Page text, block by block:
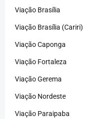
Viação Brasília
Viação Brasília (Cariri)
Viação Caponga
Viação Fortaleza
Viação Gerema
Viação Nordeste
Viação Paraipaba